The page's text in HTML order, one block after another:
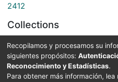
2412
Collections
Full item page
Recopilamos y procesamos su
siguientes propósitos:
Reconocimiento y Estadísticas.
Para obtener más información, lea